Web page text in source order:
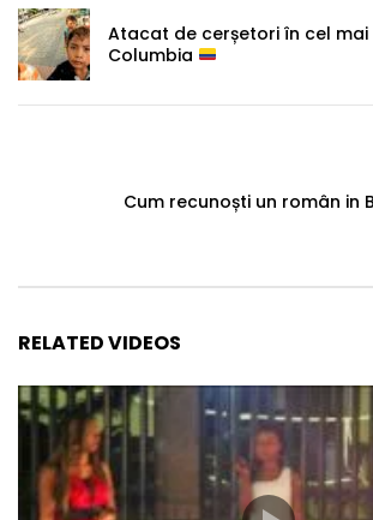
Atacat de cerșetori în cel
Columbia
Cum recunoști un român in
RELATED VIDEOS